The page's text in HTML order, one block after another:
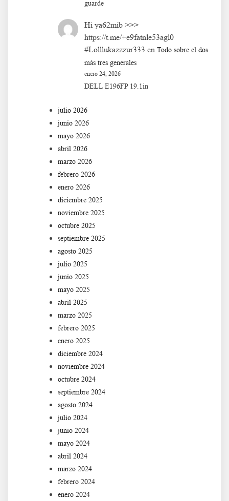
guarde
Hi ya62mib >>>
https://t.me/+e9fatnle53agl0
#Lolllukazzzur333 en Todo sobre el dos
más tres generales
enero 24, 2026
DELL E196FP 19.1in
julio 2026
junio 2026
mayo 2026
abril 2026
marzo 2026
febrero 2026
enero 2026
diciembre 2025
noviembre 2025
octubre 2025
septiembre 2025
agosto 2025
julio 2025
junio 2025
mayo 2025
abril 2025
marzo 2025
febrero 2025
enero 2025
diciembre 2024
noviembre 2024
octubre 2024
septiembre 2024
agosto 2024
julio 2024
junio 2024
mayo 2024
abril 2024
marzo 2024
febrero 2024
enero 2024